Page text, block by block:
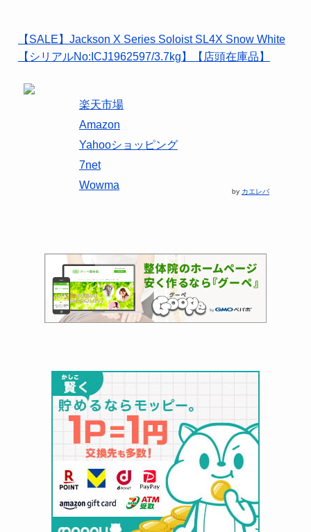
【SALE】Jackson X Series Soloist SL4X Snow White
【シリアルNo:ICJ1962597/3.7kg】【店頭在庫品】
楽天市場
Amazon
Yahooショッピング
7net
Wowma
by カエレバ